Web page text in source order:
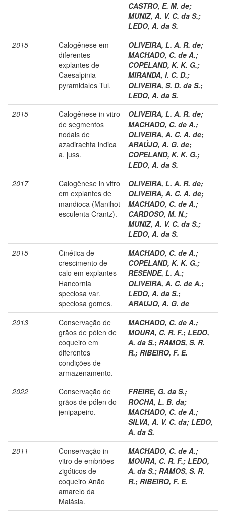
CASTRO, E. M. de;
MUNIZ, A. V. C. da S.;
LEDO, A. da S.
2015
Calogênese em
diferentes
explantes de
Caesalpinia
pyramidales Tul.
OLIVEIRA, L. A. R. de;
MACHADO, C. de A.;
COPELAND, K. K. G.;
MIRANDA, I. C. D.;
OLIVEIRA, S. D. da S.;
LEDO, A. da S.
2015
Calogênese in vitro
de segmentos
nodais de
azadirachta indica
a. juss.
OLIVEIRA, L. A. R. de;
MACHADO, C. de A.;
OLIVEIRA, A. C. A. de;
ARAÚJO, A. G. de;
COPELAND, K. K. G.;
LEDO, A. da S.
2017
Calogênese in vitro
em explantes de
mandioca (Manihot
esculenta Crantz).
OLIVEIRA, L. A. R. de;
OLIVEIRA, A. C. A. de;
MACHADO, C. de A.;
CARDOSO, M. N.;
MUNIZ, A. V. C. da S.;
LEDO, A. da S.
2015
Cinética de
crescimento de
calo em explantes
Hancornia
speciosa var.
speciosa gomes.
MACHADO, C. de A.;
COPELAND, K. K. G.;
RESENDE, L. A.;
OLIVEIRA, A. C. de A.;
LEDO, A. da S.;
ARAUJO, A. G. de
2013
Conservação de
grãos de pólen de
coqueiro em
diferentes
condições de
armazenamento.
MACHADO, C. de A.;
MOURA, C. R. F.; LEDO,
A. da S.; RAMOS, S. R.
R.; RIBEIRO, F. E.
2022
Conservação de
grãos de pólen do
jenipapeiro.
FREIRE, G. da S.;
ROCHA, L. B. da;
MACHADO, C. de A.;
SILVA, A. V. C. da; LEDO,
A. da S.
2011
Conservação in
vitro de embriões
zigóticos de
coqueiro Anão
amarelo da
Malásia.
MACHADO, C. de A.;
MOURA, C. R. F.; LEDO,
A. da S.; RAMOS, S. R.
R.; RIBEIRO, F. E.